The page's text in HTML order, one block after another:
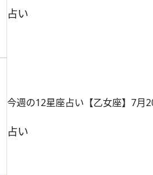
占い
今週の12星座占い【乙女座】7月
占い